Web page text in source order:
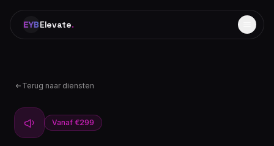
Elevate.
Terug naar diensten
Vanaf €299